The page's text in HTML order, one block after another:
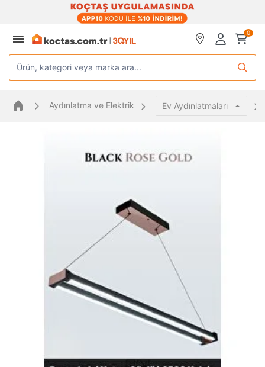
0
Ürün, kategori veya marka ara...
Aydınlatma ve Elektrik Ev Aydınlatmaları